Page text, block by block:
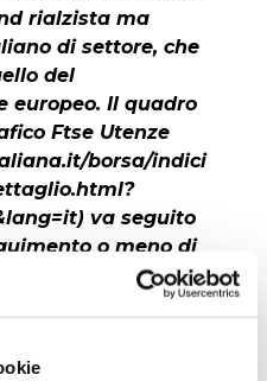
rialzista ma
di settore, che
del
europeo. Il quadro
Ftse Utenze
borsa/indici
) va seguito
o meno di
tenuta delle
da gennaio in